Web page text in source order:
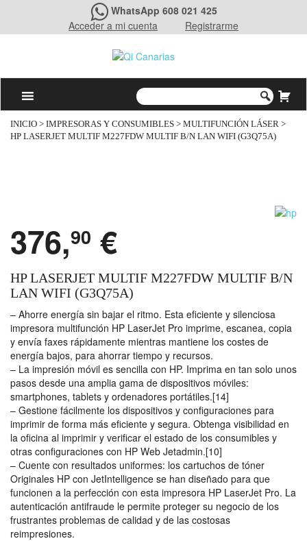
WhatsApp 608 021 425
Acceder a mi cuenta
Registrarme
INICIO > IMPRESORAS Y CONSUMIBLES > MULTIFUNCIÓN LÁSER >
HP LASERJET MULTIF M227FDW MULTIF B/N LAN WIFI (G3Q75A)
376,90 €
HP LASERJET MULTIF M227FDW MULTIF B/N
LAN WIFI (G3Q75A)
– Ahorre energía sin bajar el ritmo. Esta eficiente y silenciosa
impresora multifunción HP LaserJet Pro imprime, escanea, copia
y envía faxes rápidamente mientras mantiene los costes de
energía bajos, para ahorrar tiempo y recursos.
– La impresión móvil es sencilla con HP. Imprima en tan solo unos
pasos desde una amplia gama de dispositivos móviles:
smartphones, tablets y ordenadores portátiles.[14]
– Gestione fácilmente los dispositivos y configuraciones para
imprimir de forma más eficiente y segura. Obtenga visibilidad en
la oficina al imprimir y verificar el estado de los consumibles y
otras configuraciones con HP Web Jetadmin.[10]
– Cuente con resultados uniformes: los cartuchos de tóner
Originales HP con JetIntelligence se han diseñado para que
funcionen a la perfección con esta impresora HP LaserJet Pro. La
autenticación antifraude le permite proteger su negocio de los
frustrantes problemas de calidad y de las costosas
reimpresiones.